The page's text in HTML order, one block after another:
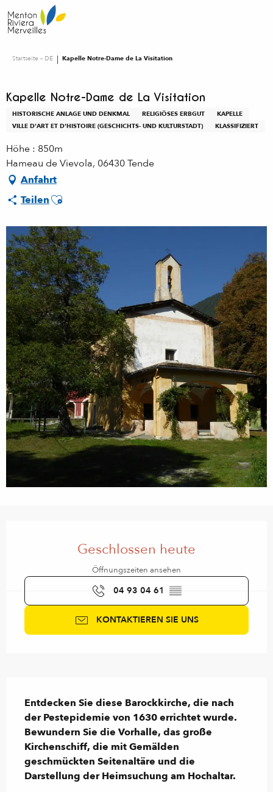
au
contenu
Startseite – DE Kapelle Notre-Dame de La Visitation
Kapelle Notre-Dame de La Visitation
HISTORISCHE ANLAGE UND DENKMAL RELIGIÖSES ERBGUT
KAPELLE
VILLE D'ART ET D'HISTOIRE (GESCHICHTS- UND KULTURSTADT)
KLASSIFIZIERT
Höhe : 850m
Hameau de Vievola, 06430 Tende
Anfahrt
TeilenAjouter aux favoris
Geschlossen heute
Öffnungszeiten ansehen
04 93 04 61 ▒▒
KONTAKTIEREN SIE UNS
Entdecken Sie diese Barockkirche, die nach
der Pestepidemie von 1630 errichtet wurde.
Bewundern Sie die Vorhalle, das große
Kirchenschiff, die mit Gemälden
geschmückten Seitenaltäre und die
Darstellung der Heimsuchung am Hochaltar.